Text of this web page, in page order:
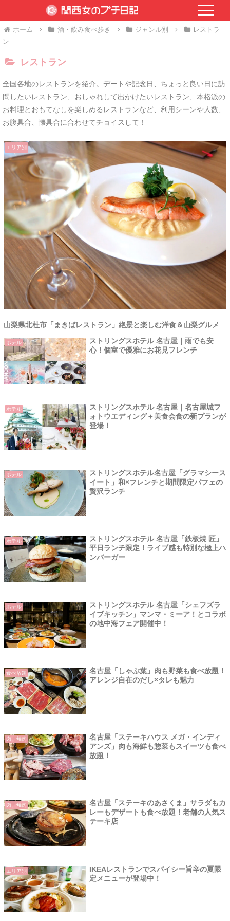
ホーム 酒・飲み食べ歩き ジャンル別
レストラ
ン
レストラン
全国各地のレストランを紹介。デートや記念日、ちょっと良い日に訪
問したいレストラン、おしゃれして出かけたいレストラン、本格派の
お料理とおもてなしを楽しめるレストランなど、利用シーンや人数、
お腹具合、懐具合に合わせてチョイスして！
エリア別
山梨県北杜市「まきばレストラン」絶景と楽しむ洋食＆山梨グルメ
ホテル
ストリングスホテル 名古屋｜雨でも安
心！個室で優雅にお花見フレンチ
ホテル
ストリングスホテル 名古屋｜名古屋城フ
ォトウエディング＋美食会食の新プランが
登場！
ホテル
ストリングスホテル名古屋「グラマシース
イート」和×フレンチと期間限定パフェの
贅沢ランチ
ホテル
ストリングスホテル 名古屋「鉄板焼 匠」
平日ランチ限定！ライブ感も特別な極上ハ
ンバーガー
ホテル
ストリングスホテル 名古屋「シェフズラ
イブキッチン」マンマ・ミーア！とコラボ
の地中海フェア開催中！
食べ放題
名古屋「しゃぶ葉」肉も野菜も食べ放題！
アレンジ自在のだし×タレも魅力
肉、焼肉
名古屋「ステーキハウス メガ・インディ
アンズ」肉も海鮮も惣菜もスイーツも食べ
放題！
肉、焼肉
名古屋「ステーキのあさくま」サラダもカ
レーもデザートも食べ放題！老舗の人気ス
テーキ店
エリア別
IKEAレストランでスパイシー旨辛の夏限
定メニューが登場中！